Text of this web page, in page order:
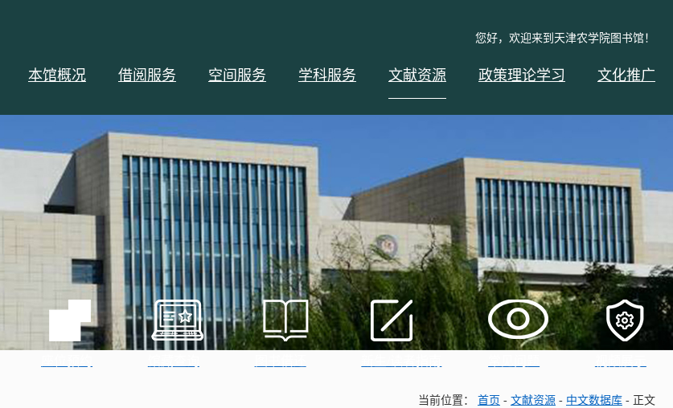
您好，欢迎来到天津农学院图书馆！
本馆概况 借阅服务 空间服务 学科服务 文献资源 政策理论学习 文化推广
当前位置： 首页 - 文献资源 - 中文数据库 - 正文